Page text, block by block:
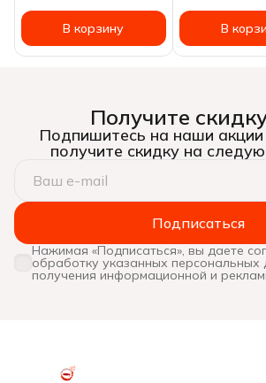
В корзину В
Получите
Подпишитесь на наши акции
получите скидку на
Подписаться
Нажимая «Подписаться», вы даете
обработку указанных персональных
получения информационной и